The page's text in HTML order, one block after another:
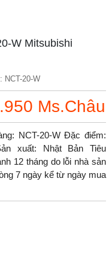
W Mitsubishi
NCT-20-W
Ms.Châu
NCT-20-W Đặc điểm:
xuất: Nhật Bản Tiêu
12 tháng do lỗi nhà sản
7 ngày kể từ ngày mua